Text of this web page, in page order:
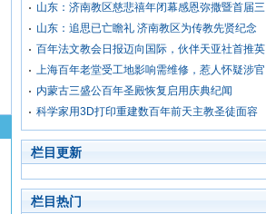
山东：济南教区慈悲禧年闭幕感恩弥撒暨首届三
山东：追思已亡瞻礼 济南教区为传教先贤纪念
百年法文教会日报迈向国际，伙伴天亚社首推英
上海百年老堂受工地影响需维修，惹人怀疑涉官
内蒙古三盛公百年圣殿恢复启用庆典纪闻
科学家用3D打印重建数百年前天主教圣徒面容
栏目更新
栏目热门